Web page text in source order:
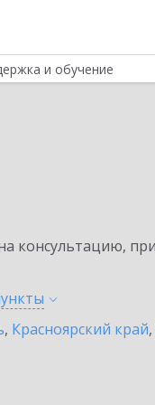
и обучение
консультацию,
, Красноярский край,